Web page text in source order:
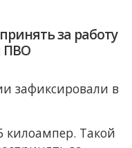
за работу
ПВО
зафиксировали в
килоампер. Такой